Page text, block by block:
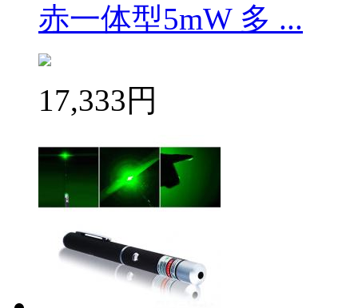
赤一体型5mW 多 ...
17,333円